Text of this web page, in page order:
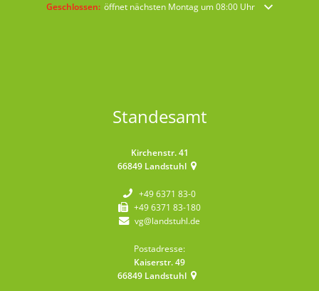
Klicken, um weitere Öffnungs- oder Schließzeiten auszublenden
Geschlossen: öffnet nächsten Montag um 08:00 Uhr
Standesamt
Kirchenstr. 41
66849 Landstuhl
+49 6371 83-0
+49 6371 83-180
vg@landstuhl.de
Postadresse:
Kaiserstr. 49
66849 Landstuhl